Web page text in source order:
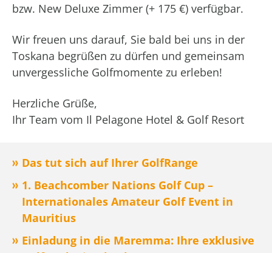
bzw. New Deluxe Zimmer (+ 175 €) verfügbar.
Wir freuen uns darauf, Sie bald bei uns in der
Toskana begrüßen zu dürfen und gemeinsam
unvergessliche Golfmomente zu erleben!
Herzliche Grüße,
Ihr Team vom Il Pelagone Hotel & Golf Resort
Das tut sich auf Ihrer GolfRange
1. Beachcomber Nations Golf Cup –
Internationales Amateur Golf Event in
Mauritius
Einladung in die Maremma: Ihre exklusive